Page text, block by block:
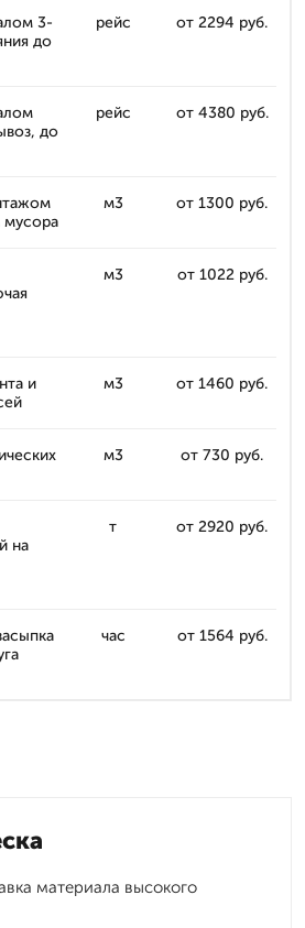
3-
до
рейс от 2294 руб.
до
рейс от 4380 руб.
мусора
м3 от 1300 руб.
м3 от 1022 руб.
и
м3 от 1460 руб.
м3 от 730 руб.
на
т от 2920 руб.
час от 1564 руб.
материала высокого